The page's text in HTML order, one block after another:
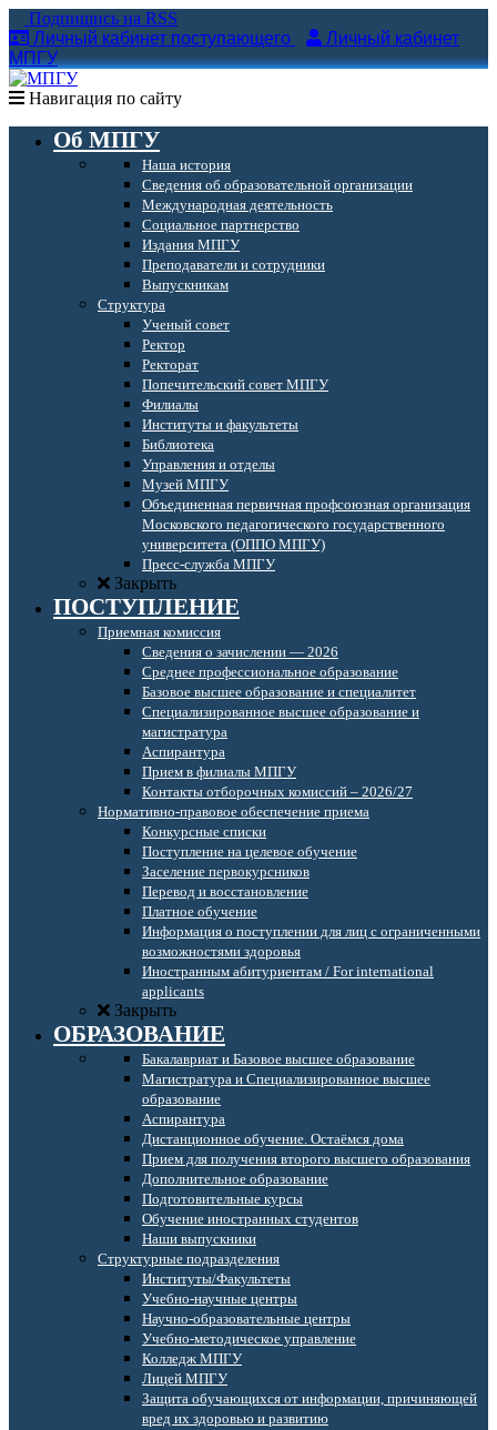
Подпишись на RSS
Личный кабинет поступающего
Личный кабинет
МПГУ
Навигация по сайту
Об МПГУ
Наша история
Сведения об образовательной организации
Международная деятельность
Социальное партнерство
Издания МПГУ
Преподаватели и сотрудники
Выпускникам
Структура
Ученый совет
Ректор
Ректорат
Попечительский совет МПГУ
Филиалы
Институты и факультеты
Библиотека
Управления и отделы
Музей МПГУ
Объединенная первичная профсоюзная организация
Московского педагогического государственного
университета (ОППО МПГУ)
Пресс-служба МПГУ
Закрыть
ПОСТУПЛЕНИЕ
Приемная комиссия
Сведения о зачислении — 2026
Среднее профессиональное образование
Базовое высшее образование и специалитет
Специализированное высшее образование и
магистратура
Аспирантура
Прием в филиалы МПГУ
Контакты отборочных комиссий – 2026/27
Нормативно-правовое обеспечение приема
Конкурсные списки
Поступление на целевое обучение
Заселение первокурсников
Перевод и восстановление
Платное обучение
Информация о поступлении для лиц с ограниченными
возможностями здоровья
Иностранным абитуриентам / For international
applicants
Закрыть
ОБРАЗОВАНИЕ
Бакалавриат и Базовое высшее образование
Магистратура и Специализированное высшее
образование
Аспирантура
Дистанционное обучение. Остаёмся дома
Прием для получения второго высшего образования
Дополнительное образование
Подготовительные курсы
Обучение иностранных студентов
Наши выпускники
Структурные подразделения
Институты/Факультеты
Учебно-научные центры
Научно-образовательные центры
Учебно-методическое управление
Колледж МПГУ
Лицей МПГУ
Защита обучающихся от информации, причиняющей
вред их здоровью и развитию